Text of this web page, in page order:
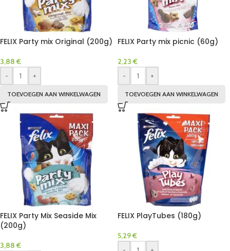
FELIX Party mix Original (200g)
3,88 €
-
+
TOEVOEGEN AAN WINKELWAGEN
FELIX Party mix picnic (60g)
2,23 €
-
+
TOEVOEGEN AAN WINKELWAGEN
FELIX Party Mix Seaside Mix
(200g)
3,88 €
FELIX PlayTubes (180g)
5,29€